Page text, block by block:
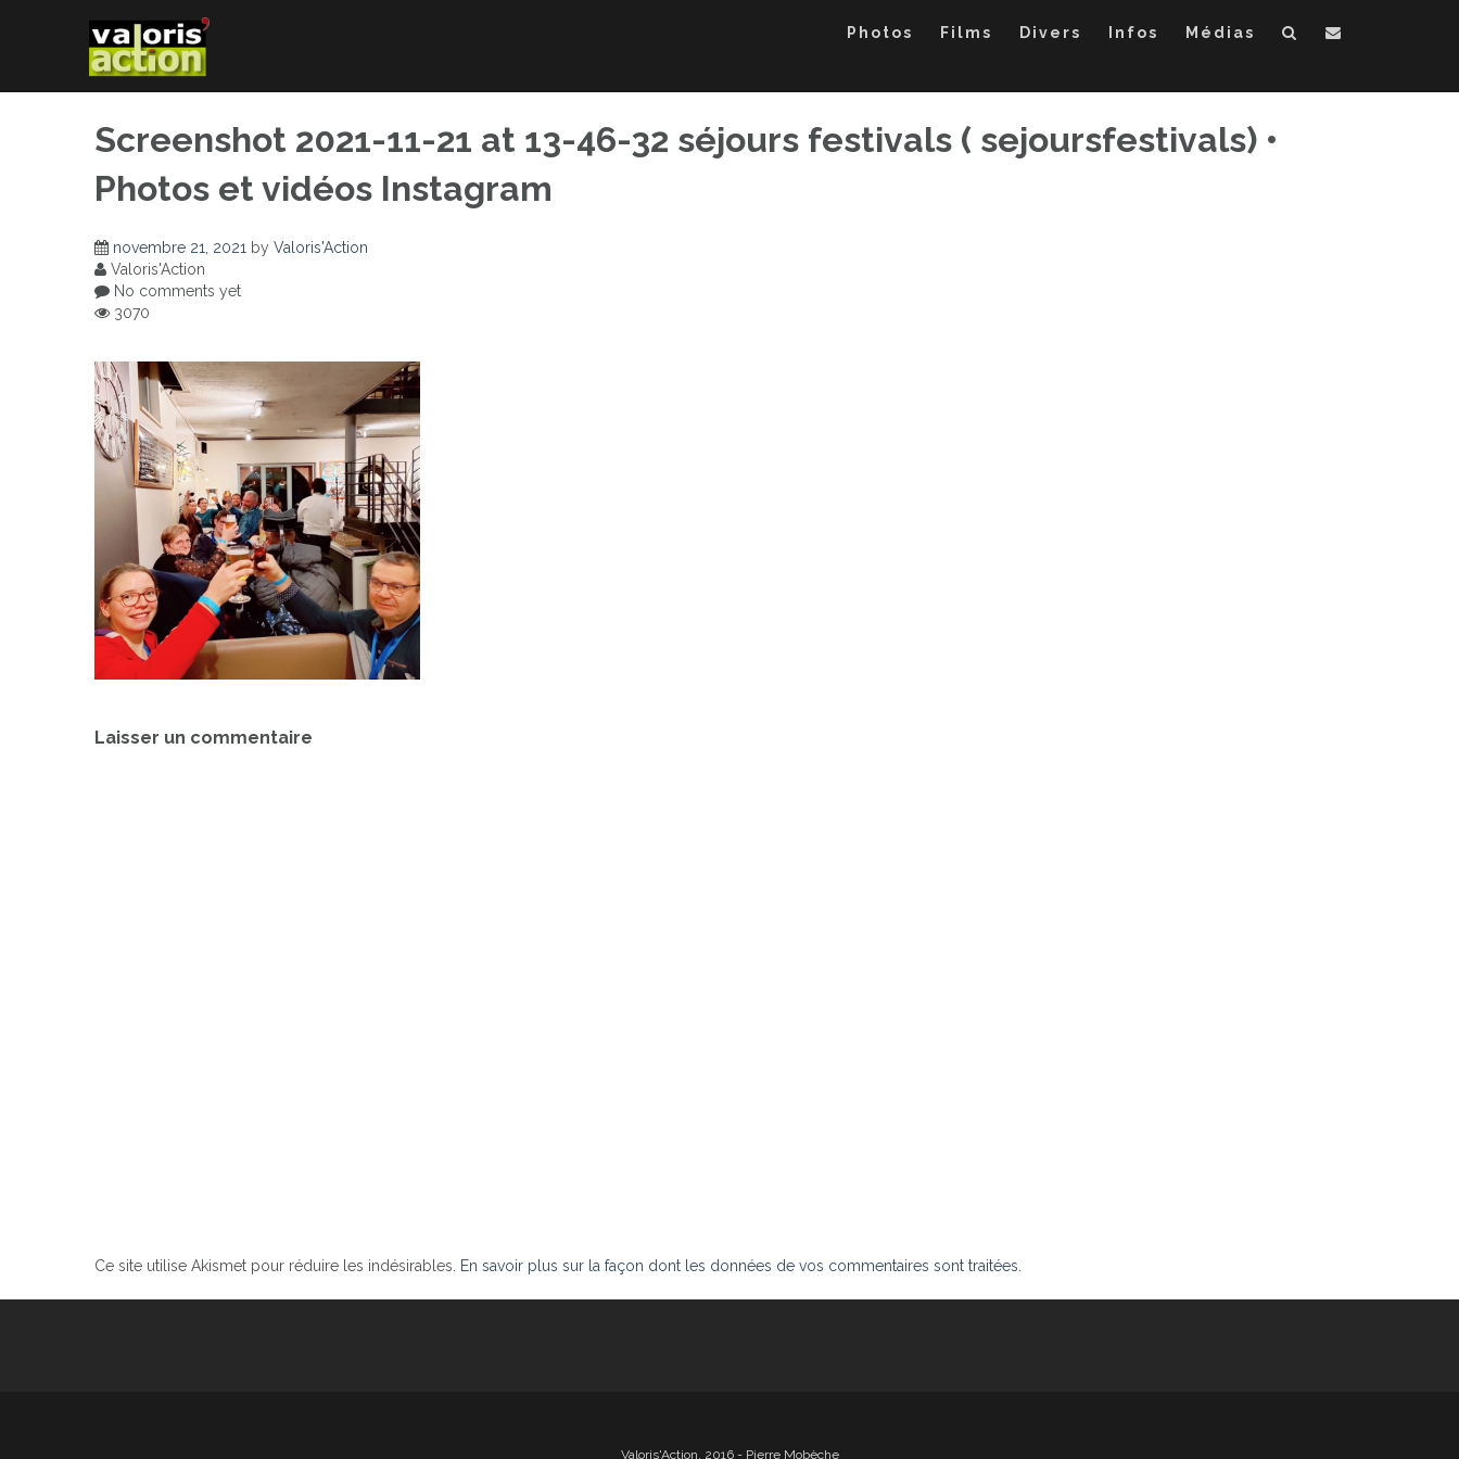
Photos Films Divers Infos Médias
Screenshot 2021-11-21 at 13-46-32 séjours festivals ( sejoursfestivals) •
Photos et vidéos Instagram
novembre 21, 2021 by Valoris'Action
Valoris'Action
No comments yet
3070
de
Laisser un commentaire
Ce site utilise Akismet pour réduire les indésirables. En savoir plus sur la façon dont les données de vos commentaires sont traitées.
Valoris'Action, 2016 - Pierre Mobèche